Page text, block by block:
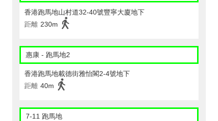
香港跑馬地山村道32-40號豐寧大廈地下
距離 230m
惠康 - 跑馬地2
香港跑馬地載德街雅怡閣2-4號地下
距離 40m
7-11 跑馬地